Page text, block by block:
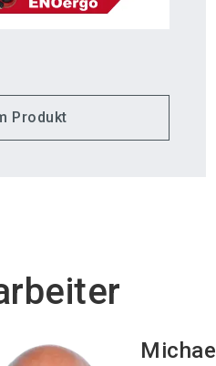
Produkt
Michael